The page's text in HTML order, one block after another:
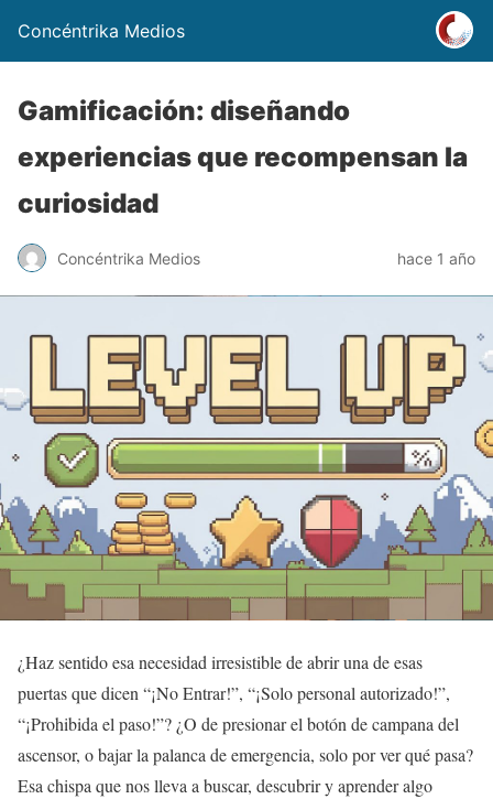
Concéntrika Medios
Gamificación: diseñando
experiencias que recompensan la
curiosidad
Concéntrika Medios hace 1 año
¿Haz sentido esa necesidad irresistible de abrir una de esas
puertas que dicen “¡No Entrar!”, “¡Solo personal autorizado!”,
“¡Prohibida el paso!”? ¿O de presionar el botón de campana del
ascensor, o bajar la palanca de emergencia, solo por ver qué pasa?
Esa chispa que nos lleva a buscar, descubrir y aprender algo